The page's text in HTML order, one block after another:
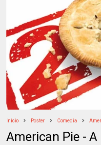
Início Poster Comedia
American Pie -